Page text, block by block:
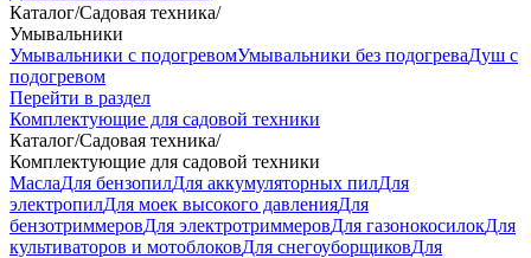
Каталог/Садовая техника/
Умывальники
Умывальники с подогревомУмывальники без подогреваДуш с
подогревом
Перейти в раздел
Комплектующие для садовой техники
Каталог/Садовая техника/
Комплектующие для садовой техники
МаслаДля бензопилДля аккумуляторных пилДля
электропилДля моек высокого давленияДля
бензотриммеровДля электротриммеровДля газонокосилокДля
культиваторов и мотоблоковДля снегоуборщиковДля